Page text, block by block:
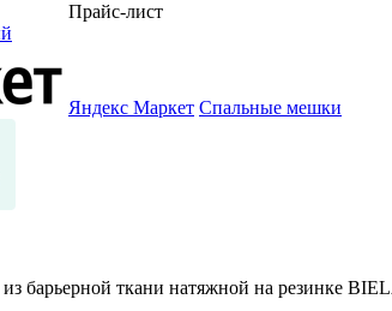
Прайс-лист
Яндекс Маркет Спальные мешки
барьерной ткани натяжной на резинке